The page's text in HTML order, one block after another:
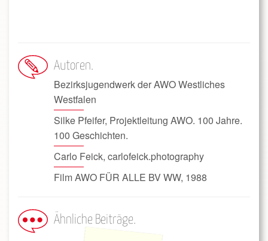
Autoren
Bezirksjugendwerk der AWO Westliches
Westfalen
Silke Pfeifer, Projektleitung AWO. 100 Jahre.
100 Geschichten.
Carlo Feick, carlofeick.photography
Film AWO FÜR ALLE BV WW, 1988
Ähnliche Beiträge